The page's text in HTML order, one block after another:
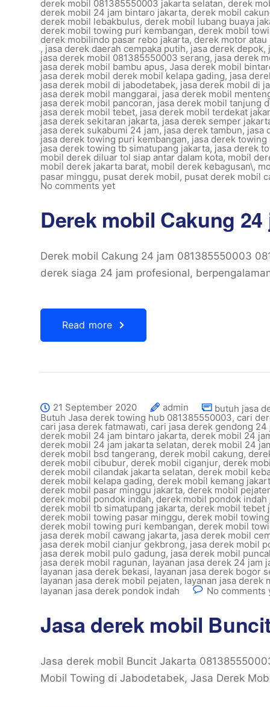
derek mobil 081385550003 jakarta selatan, derek
derek mobil 24 jam bintaro jakarta, derek mobil
derek mobil lebakbulus, derek mobil lubang buaya
derek mobil towing puri kembangan, derek mobil
derek mobilindo pasar rebo jakarta, derek motor
, jasa derek daerah cempaka putih,jasa derek depok,
jasa derek mobil 081385550003 serang, jasa derek
jasa derek mobil bambu apus, Jasa derek mobil
jasa derek mobil derek mobil kelapa gading, jasa
jasa derek mobil di jabodetabek, jasa derek mobil di
jasa derek mobil manggarai, jasa derek mobil
jasa derek mobil pancoran, jasa derek mobil tanjung
jasa derek mobil tebet, jasa derek mobil terdekat
jasa derek sekitaran jakarta, jasa derek semper
jasa derek sukabumi 24 jam,jasa derek tambun, jasa
jasa derek towing puri kembangan, jasa derek towing
jasa derek towing tb simatupang jakarta, jasa derek
mobil derek diluar tol siap antar dalam kota, mobil
mobil derek jakarta barat, mobil derek kebagusan\,
pasar minggu, pusat derek mobil, pusat derek mobil
No comments yet
Derek mobil Cakung 24
Derek mobil Cakung 24 jam 081385550003
derek siaga 24 jam profesional,
Read more
21 September 2020 admin butuh jasa
Butuh Jasa derek towing hub 081385550003, cari
cari jasa derek fatmawati, cari jasa derek gendong 24
derek mobil 24 jam bintaro jakarta, derek mobil 24
derek mobil 24 jam jakarta selatan, derek mobil 24
derek mobil bsd tangerang, derek mobil cakung,
derek mobil cibubur,derek mobil ciganjur, derek
derek mobil cilandak jakarta selatan, derek mobil
derek mobil kelapa gading, derek mobil kemang
derek mobil pasar minggu jakarta, derek mobil
derek mobil pondok indah,derek mobil pondok indah
derek mobil tb simatupang jakarta, derek mobil tebet
derek mobil towing pasar minggu,derek mobil
derek mobil towing puri kembangan, derek mobil
jasa derek mobil cawang jakarta,jasa derek mobil
jasa derek mobil cianjur gekbrong, jasa derek mobil
jasa derek mobil pulo gadung, jasa derek mobil
jasa derek mobil ragunan, layanan jasa derek 24 jam
layanan jasa derek bekasi, layanan jasa derek bogor
layanan jasa derek mobil pejaten, layanan jasa derek
layanan jasa derek pondok indah
No comments
Jasa derek mobil
Jasa derek mobil Buncit Jakarta
Mobil Towing di Jabodetabek, Jasa Derek